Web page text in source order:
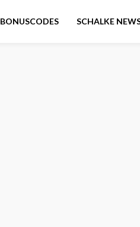
BONUSCODES SCHALKE